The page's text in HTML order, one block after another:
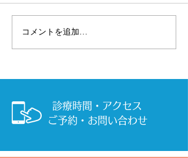
滅菌できない設備の消毒
について
コメントを追加…
診療時間・アクセス
ご予約・お問い合わせ